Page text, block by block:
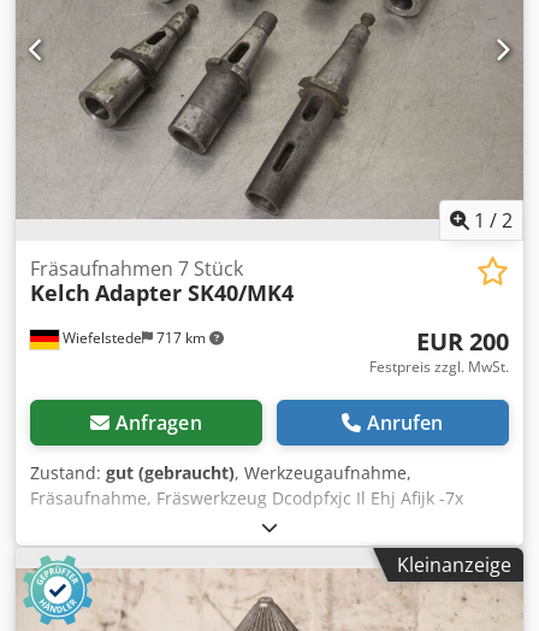
1 /2
Wiefelstede 717 km
Fräsaufnahmen 7 Stück
Kelch Adapter SK40/MK4
EUR 200
Festpreis zzgl. MwSt.
Anfragen Anrufen
Zustand: gut (gebraucht), Werkzeugaufnahme,
Fräsaufnahme, Fräswerkzeug Dcodpfxjc Il Ehj Afijk -7x
Aufnahmen: SK40 -Adapter -Aufnahme: SK40 -Aufnahme
Werkzeug: MK4 -Bohrfutter, Flächenspannfutter,
Reduzierhülsen, Messerkopf, Walzenstirnfräser,
Spindelwerkzeug -Verkauf: nur komplett -Gewicht: 9,4 kg
Kleinanzeige